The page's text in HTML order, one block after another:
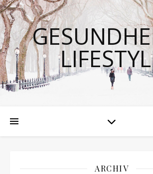
ARCHIV